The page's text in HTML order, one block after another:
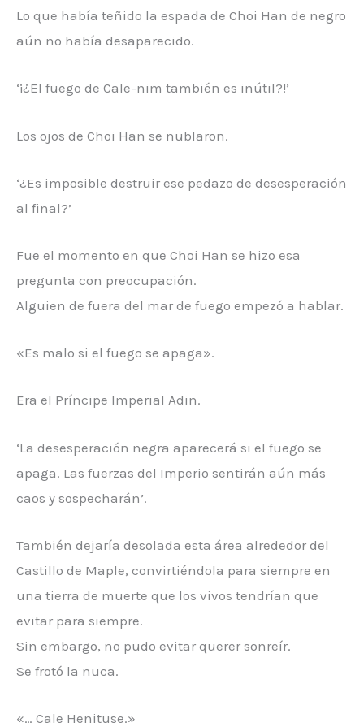
Lo que había teñido la espada de Choi Han de negro
aún no había desaparecido.
‘¡¿El fuego de Cale-nim también es inútil?!’
Los ojos de Choi Han se nublaron.
‘¿Es imposible destruir ese pedazo de desesperación
al final?’
Fue el momento en que Choi Han se hizo esa
pregunta con preocupación.
Alguien de fuera del mar de fuego empezó a hablar.
«Es malo si el fuego se apaga».
Era el Príncipe Imperial Adin.
‘La desesperación negra aparecerá si el fuego se
apaga. Las fuerzas del Imperio sentirán aún más
caos y sospecharán’.
También dejaría desolada esta área alrededor del
Castillo de Maple, convirtiéndola para siempre en
una tierra de muerte que los vivos tendrían que
evitar para siempre.
Sin embargo, no pudo evitar querer sonreír.
Se frotó la nuca.
«… Cale Henituse.»